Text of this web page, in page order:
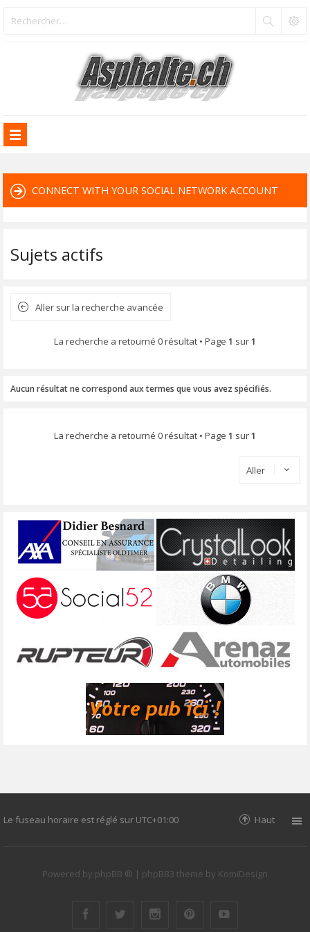
CONNECT WITH YOUR SOCIAL NETWORK ACCOUNT
Sujets actifs
Aller sur la recherche avancée
La recherche a retourné 0 résultat • Page 1 sur1
Aucun résultat ne correspond aux termes que vous avez spécifiés.
La recherche a retourné 0 résultat • Page 1 sur1
Aller
Le fuseau horaire est réglé sur UTC+01:00 Haut
Powered by phpBB ® | phpBB3 theme by KomiDesign